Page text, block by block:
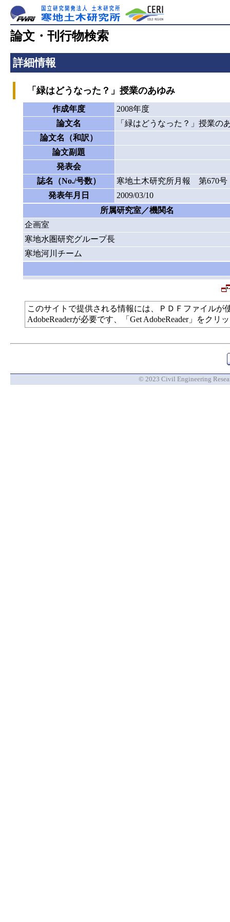
論文・刊行物検索
詳細情報
「緑はどうなった？」授業のあゆみ
作成年度
2008年度
論文名
「緑はどうなった？」授業の
論文名（和訳）
論文副題
発表会
誌名（No./号数）
寒地土木研究所月報 第670号
発表年月日
2009/03/10
所属研究室／機関名
企画室
寒地水圏研究グループ長
寒地河川チーム
このサイトで提供される情報には、ＰＤＦファイル
AdobeReaderが必要です、「Get AdobeReader」をク
© 2023 Civil Engineering